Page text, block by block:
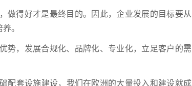
做得好才是最终目的。因此，企业发展的目标要从
。
势，发展合规化、品牌化、专业化，立足客户的需
配套设施建设，我们在欧洲的大量投入和建设就成